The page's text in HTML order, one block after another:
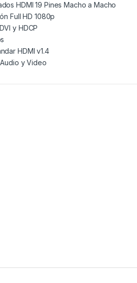
HDMI 19 Pines Macho a Macho
Full HD 1080p
y HDCP
HDMI v1.4
y Video